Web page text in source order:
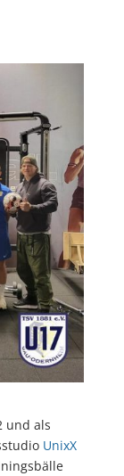
und als
UnixX